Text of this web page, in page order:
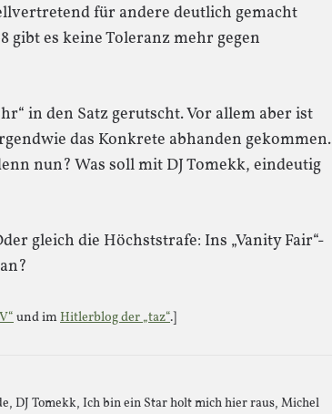
für andere deutlich gemacht
gibt es keine Toleranz mehr gegen
in den Satz gerutscht. Vor allem aber ist
das Konkrete abhanden gekommen.
nun? Was soll mit DJ Tomekk, eindeutig
gleich die Höchststrafe: Ins „Vanity Fair“-
und im Hitlerblog der „taz“.]
, DJ Tomekk, Ich bin ein Star holt mich hier raus, Michel